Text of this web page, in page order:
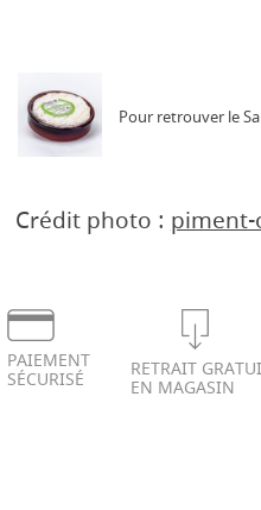
Pour retrouver le
Crédit photo :piment-
PAIEMENT
SÉCURISÉ RETRAIT
EN MAGASIN